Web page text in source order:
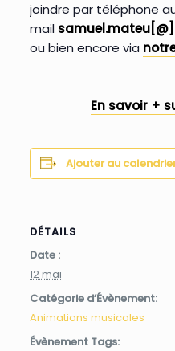
joindre par téléphone
mail
ou bien encore via
En savoir +
Ajouter au
DÉTAILS
Date :
12 mai
Catégorie d’Évènement:
Animations musicales
Évènement Tags: